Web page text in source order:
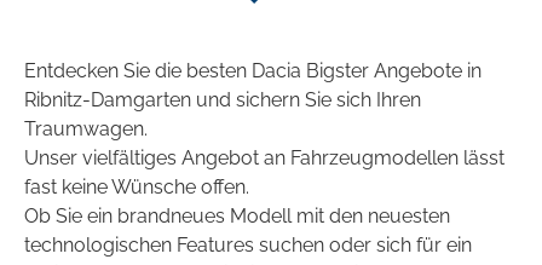
Entdecken Sie die besten Dacia Bigster Angebote in
Ribnitz-Damgarten und sichern Sie sich Ihren
Traumwagen.
Unser vielfältiges Angebot an Fahrzeugmodellen lässt
fast keine Wünsche offen.
Ob Sie ein brandneues Modell mit den neuesten
technologischen Features suchen oder sich für ein